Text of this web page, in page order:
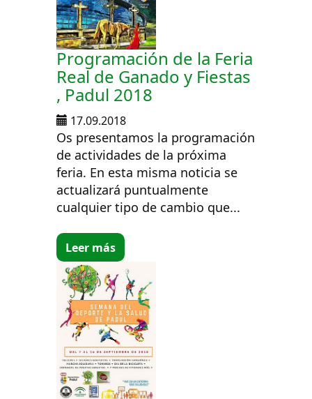
Programación de la Feria
Real de Ganado y Fiestas
, Padul 2018
17.09.2018
Os presentamos la programación
de actividades de la próxima
feria. En esta misma noticia se
actualizará puntualmente
cualquier tipo de cambio que...
Leer más